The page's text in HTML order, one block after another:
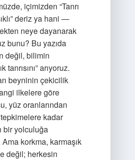
içimizden “Tanrı
deriz ya hani —
neye dayanarak
bunu? Bu yazıda
değil, bilimin
tanrısını” arıyoruz.
beyninin çekicilik
ilkelere göre
yüz oranlarından
kadar
bir yolculuğa
Ama korkma, karmaşık
değil; herkesin